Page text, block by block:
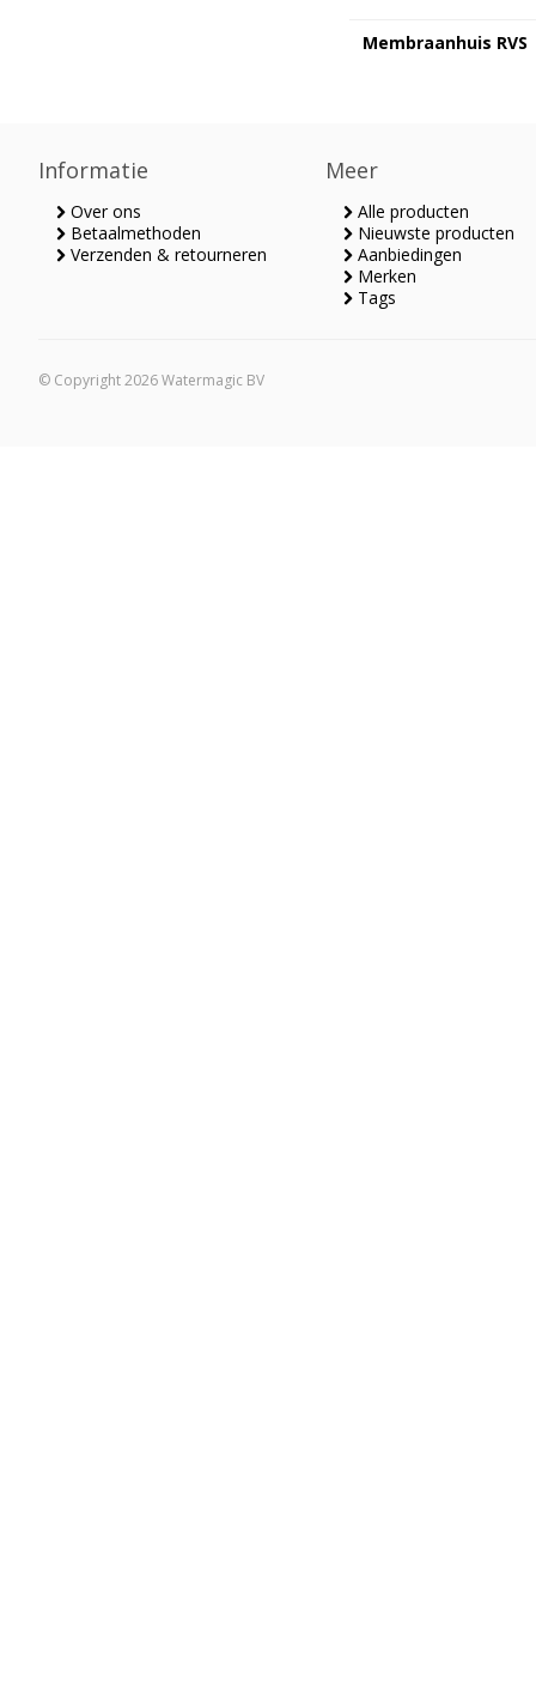
Membraanhuis RVS
Informatie
Over ons
Betaalmethoden
Verzenden & retourneren
Meer
Alle producten
Nieuwste producten
Aanbiedingen
Merken
Tags
© Copyright 2026 Watermagic BV